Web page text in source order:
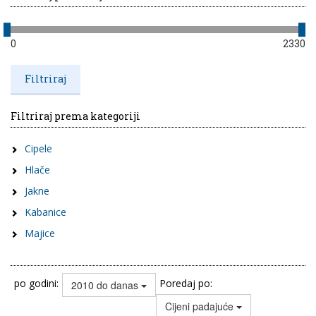
0 2330
Filtriraj prema kategoriji
Cipele
Hlače
Jakne
Kabanice
Majice
po godini: 2010 do danas Poredaj po:
Cijeni padajuće